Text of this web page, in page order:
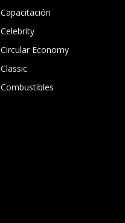
Capacitación
Celebrity
Circular Economy
Classic
Combustibles